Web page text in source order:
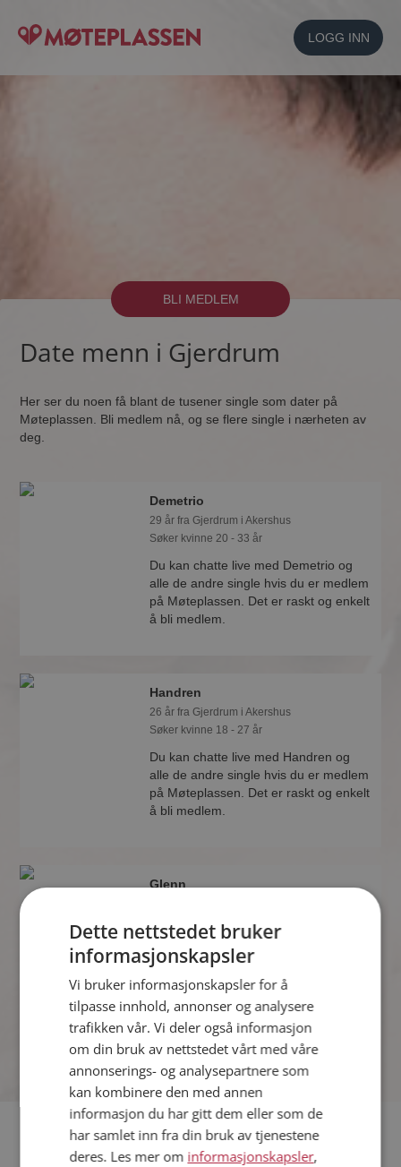
LOGG INN
BLI MEDLEM
Date menn i Gjerdrum
Her ser du noen få blant de tusener single som dater på
Møteplassen. Bli medlem nå, og se flere single i nærheten av
deg.
Demetrio
29 år fra Gjerdrum i Akershus
Søker kvinne 20 - 33 år
Du kan chatte live med Demetrio og
alle de andre single hvis du er medlem
på Møteplassen. Det er raskt og enkelt
å bli medlem.
Handren
26 år fra Gjerdrum i Akershus
Søker kvinne 18 - 27 år
Du kan chatte live med Handren og
alle de andre single hvis du er medlem
på Møteplassen. Det er raskt og enkelt
å bli medlem.
Glenn
Søker kvinne 29 - 43 år
Som medlem kan du vise deg frem for
Glenn og tusener av andre single på
Møteplassen! Ta sjansen og se hvem
som synes du er interessant.
Hvis du søker dating i Gjerdrum har du kommet til riktig sted.
På Møteplassen kan du bli medlem og søke blant tusenvis av
Dette nettstedet bruker
informasjonskapsler
Vi bruker informasjonskapsler for å
tilpasse innhold, annonser og analysere
trafikken vår. Vi deler også informasjon
om din bruk av nettstedet vårt med våre
annonserings- og analysepartnere som
kan kombinere den med annen
informasjon du har gitt dem eller som de
har samlet inn fra din bruk av tjenestene
deres. Les mer om informasjonskapsler,